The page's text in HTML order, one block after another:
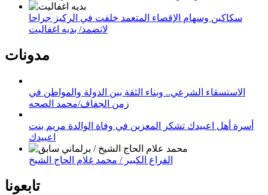
سكاكين وسهام الإقصاء المتعمد خلفت في الركيز جراحا
لاتضمد/ بديه اغفاليت
مدونات
الاستسقاء الشرعي.. وبناء الثقة بين الدولة والمواطن في
زمن الجفاف/محمد الصحه
أسرة أهل اعبيدك تشكر المعزين في وفاة الوالدة مريم بنت
اعبيدك
الفراغ الكبير / محمد غلام الحاج الشيخ
تابعونا